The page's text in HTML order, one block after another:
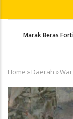
Marak Beras
Breadcrumb
Home »Daerah »